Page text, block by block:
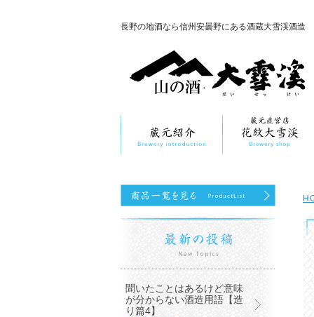
長野の地酒なら信州安曇野にある酒蔵大雪渓酒造
聞いたことはあるけど意味
が分からない酒造用語【造
り篇4】